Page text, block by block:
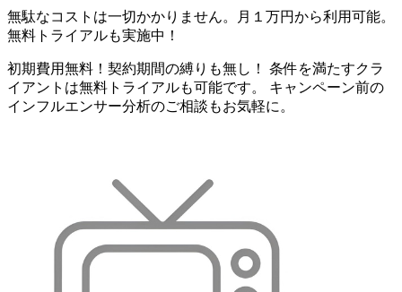
無駄なコストは一切かかりません。月１万円から利用可能。
無料トライアルも実施中！
初期費用無料！契約期間の縛りも無し！ 条件を満たすクラ
イアントは無料トライアルも可能です。 キャンペーン前の
インフルエンサー分析のご相談もお気軽に。